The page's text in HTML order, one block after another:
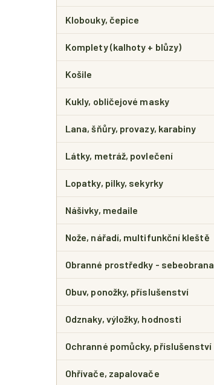
Klobouky, čepice
Komplety (kalhoty + blůzy)
Košile
Kukly, obličejové masky
Lana, šňůry, provazy, karabiny
Látky, metráž, povlečení
Lopatky, pilky, sekyrky
Nášivky, medaile
Nože, nářadí, multifunkční kleště
Obranné prostředky - sebeobrana
Obuv, ponožky, příslušenství
Odznaky, výložky, hodnosti
Ochranné pomůcky, příslušenství
Ohřívače, zapalovače